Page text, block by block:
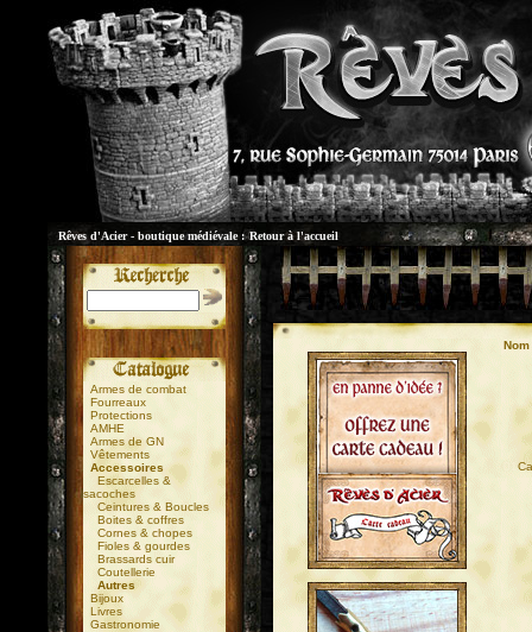
Rêves d'Acier - boutique médiévale : Retour à l'accueil
Armes de combat
Fourreaux
Protections
AMHE
Armes de GN
Vêtements
Accessoires
Escarcelles &
sacoches
Ceintures & Boucles
Boites & coffres
Cornes & chopes
Fioles & gourdes
Brassards cuir
Coutellerie
Autres
Bijoux
Livres
Gastronomie